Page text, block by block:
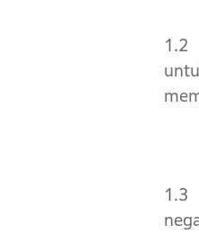
1.2
1.3